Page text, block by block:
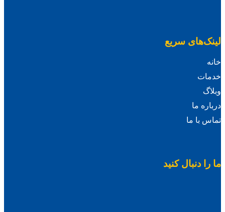
لینک‌های سریع
خانه
خدمات
وبلاگ
درباره ما
تماس با ما
ما را دنبال کنید